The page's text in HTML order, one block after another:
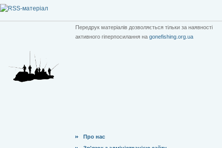
Передрук матеріалів дозволяється тільки за наявності
активного гіперпосилання на gonefishing.org.ua
Про нас